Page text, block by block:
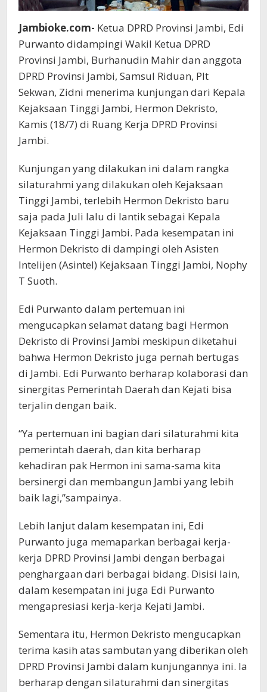
Jambioke.com- Ketua DPRD Provinsi Jambi, Edi
Purwanto didampingi Wakil Ketua DPRD
Provinsi Jambi, Burhanudin Mahir dan anggota
DPRD Provinsi Jambi, Samsul Riduan, Plt
Sekwan, Zidni menerima kunjungan dari Kepala
Kejaksaan Tinggi Jambi, Hermon Dekristo,
Kamis (18/7) di Ruang Kerja DPRD Provinsi
Jambi.
Kunjungan yang dilakukan ini dalam rangka
silaturahmi yang dilakukan oleh Kejaksaan
Tinggi Jambi, terlebih Hermon Dekristo baru
saja pada Juli lalu di lantik sebagai Kepala
Kejaksaan Tinggi Jambi. Pada kesempatan ini
Hermon Dekristo di dampingi oleh Asisten
Intelijen (Asintel) Kejaksaan Tinggi Jambi, Nophy
T Suoth.
Edi Purwanto dalam pertemuan ini
mengucapkan selamat datang bagi Hermon
Dekristo di Provinsi Jambi meskipun diketahui
bahwa Hermon Dekristo juga pernah bertugas
di Jambi. Edi Purwanto berharap kolaborasi dan
sinergitas Pemerintah Daerah dan Kejati bisa
terjalin dengan baik.
“Ya pertemuan ini bagian dari silaturahmi kita
pemerintah daerah, dan kita berharap
kehadiran pak Hermon ini sama-sama kita
bersinergi dan membangun Jambi yang lebih
baik lagi,”sampainya.
Lebih lanjut dalam kesempatan ini, Edi
Purwanto juga memaparkan berbagai kerja-
kerja DPRD Provinsi Jambi dengan berbagai
penghargaan dari berbagai bidang. Disisi lain,
dalam kesempatan ini juga Edi Purwanto
mengapresiasi kerja-kerja Kejati Jambi.
Sementara itu, Hermon Dekristo mengucapkan
terima kasih atas sambutan yang diberikan oleh
DPRD Provinsi Jambi dalam kunjungannya ini. Ia
berharap dengan silaturahmi dan sinergitas